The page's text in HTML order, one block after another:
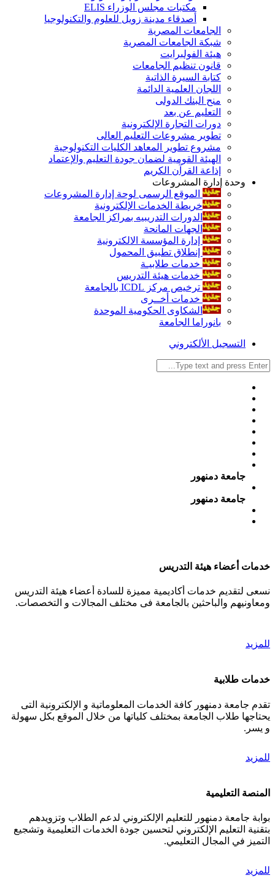
مكتبات مجلس الوزراء ELIS
أصدقاء مدينة زويل للعلوم والتكنولوجيا
الجامعات المصرية
شبكة الجامعات المصرية
هيئة الفولبرايت
قانون تنظيم الجامعات
كتابة السيرة الذاتية
اللجان العلمية الدائمة
منح البنك الدولى
التعليم عن بعد
دورات التجارة الإلكترونية
تطوير مشروعات التعليم العالى
مشروع تطوير المعاهد الكليات التكنولوجية
الهيئة القومية لضمان جودة التعليم والإعتماد
إذاعة القرآن الكريم
وحدة إدارة المشروعات
الموقع الرسمى لوحة إدارة المشروعات
خريطة الخدمات الإلكترونية
الدورات التدريبيه بمراكز الجامعة
الجهات المانحة
إدارة المؤسسة الالكترونية
إنطلاق تطبيق المحمول
خدمات طلابيـة
خدمات هيئة التدريس
ترخيص مركز ICDL بالجامعة
خدمات أخــرى
الشكاوى الحكومية الموحدة
بانوراما الجامعة
التسجيل الألكتروني
جامعة دمنهور
جامعة دمنهور
خدمات أعضاء هيئة التدريس
نسعى لتقديم خدمات أكاديمية مميزة للسادة أعضاء هيئة التدريس
ومعاونيهم والباحثين بالجامعة فى مختلف المجالات و التخصصات.
للمزيد
خدمات طلابية
تقدم جامعة دمنهور كافة الخدمات المعلوماتية و الإلكترونية التى
يحتاجها طلاب الجامعة بمختلف كلياتها من خلال الموقع بكل سهولة
و يسر.
للمزيد
المنصة التعليمية
بوابة جامعة دمنهور للتعليم الإلكتروني لدعم الطلاب وتزويدهم
بتقنية التعليم الإلكتروني لتحسين جودة الخدمات التعليمية وتشجيع
التميز في المجال التعليمي.
للمزيد